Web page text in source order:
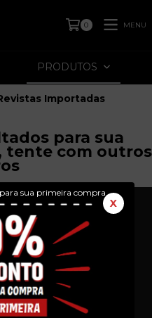
sua primeira compra.
X
0 MENU
PRODUTOS
Importadas
para sua
tente com outros
Produtos
e Envios
de Troca e